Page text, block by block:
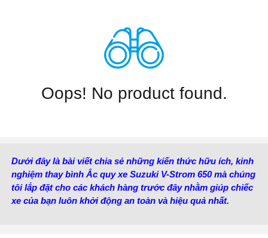
Oops! No product found.
Dưới đây là bài viết chia sẻ những kiến thức hữu ích, kinh
nghiệm thay bình Ắc quy xe Suzuki V-Strom 650 mà chúng
tôi lắp đặt cho các khách hàng trước đây nhằm giúp chiếc
xe của bạn luôn khởi động an toàn và hiệu quả nhất.